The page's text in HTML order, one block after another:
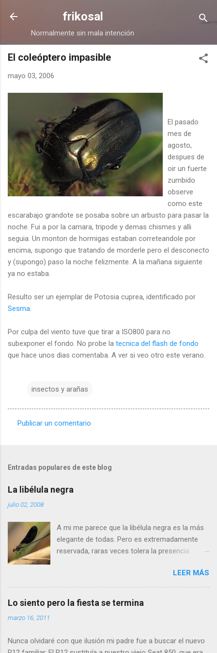
Ir al contenido principal
frikosal
Normalmente sin mala intención
El coleóptero impasible
mayo 03, 2006
El pasado
mes de
agosto,
despues de
oir un fuerte
zumbido
observe
como este
escarabajo grandote se posaba sobre un arbusto para pasar la
noche. Fui a por la camara, tripode y demas chismes y alli
seguia. Un monton de hormigas estaban correteandole por
encima, supongo que tratando de morderle pero el desconecto
y (supongo) paso la noche felizmente. A la mañana siguiente
ya no estaba.
Resulto ser un ejemplar de Potosia cuprea, identificado por
Sesma
Por culpa del viento tuve que tirar a ISO800 para no
subexponer el fondo. No probe la tecnica del flash de fondo
que hace unos dias comentaba. A ver si veo otro este verano.
insectos y arañas
n
r
o
Publicar un comentario
Entradas populares de este blog
La libélula negra
julio 02, 2008
A mi me parece que la libélula negra es la más
elegante de todas. Pero es extremadamente
reservada, raras veces tolera la presencia
acercais más, se alejará tranquilamente dando
aletazos grandes y perezosos, como si tuviera
las alas de terciopelo. Yo pensaba que no podía
considera una amenaza especialmente grave y
LEER MÁS
Lo siento pero la fiesta se termina
marzo 16, 2011
Nunca olvidaré con que ilusión mi padre fue a buscar el nuevo